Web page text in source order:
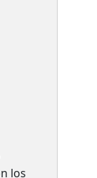
los